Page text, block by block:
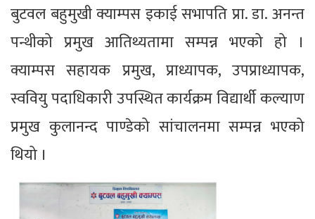
बुटवल बहुमुखी क्याम्पस इकाई सभापति प्रा. डा. अनन्त
पन्थीको प्रमुख आतिथ्यतामा सम्पन्न भएको हो ।
क्याम्पस सहायक प्रमुख, प्राध्यापक, उपप्राध्यापक,
स्ववियु पदाधिकारी उपस्थित कार्यक्रम विद्यार्थी कल्याण
प्रमुख कुलानन्द पाण्डेको सांचालनमा सम्पन्न भएको
थियो ।